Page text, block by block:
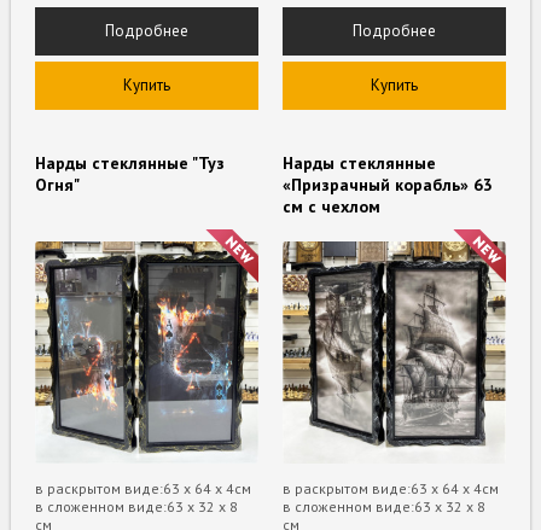
Подробнее
Купить
Подробнее
Купить
Нарды стеклянные "Туз
Огня"
в раскрытом виде:63 х 64 х 4см
в сложенном виде:63 х 32 х 8
см
Нарды стеклянные
«Призрачный корабль» 63
см с чехлом
в раскрытом виде:63 х 64 х 4см
в сложенном виде:63 х 32 х 8
см